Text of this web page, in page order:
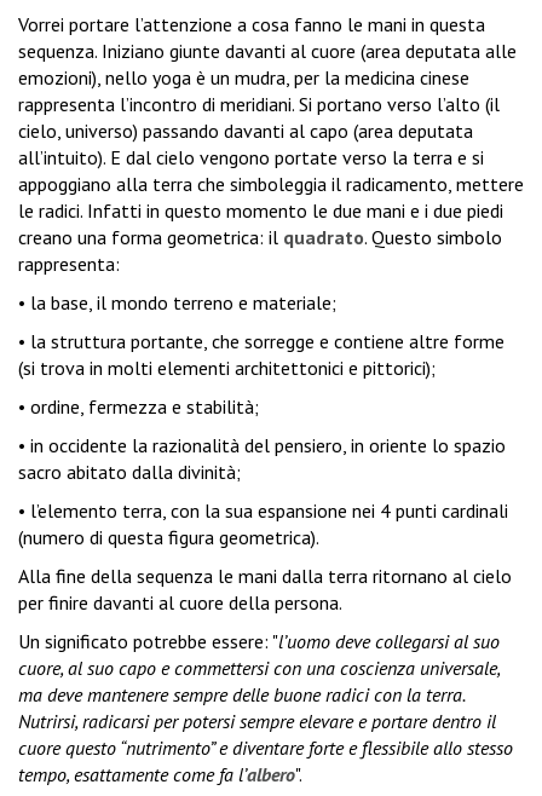
Vorrei portare l’attenzione a cosa fanno le mani in questa
sequenza. Iniziano giunte davanti al cuore (area deputata alle
emozioni), nello yoga è un mudra, per la medicina cinese
rappresenta l’incontro di meridiani. Si portano verso l’alto (il
cielo, universo) passando davanti al capo (area deputata
all’intuito). E dal cielo vengono portate verso la terra e si
appoggiano alla terra che simboleggia il radicamento, mettere
le radici. Infatti in questo momento le due mani e i due piedi
creano una forma geometrica: il quadrato. Questo simbolo
rappresenta:
• la base, il mondo terreno e materiale;
• la struttura portante, che sorregge e contiene altre forme
(si trova in molti elementi architettonici e pittorici);
• ordine, fermezza e stabilità;
• in occidente la razionalità del pensiero, in oriente lo spazio
sacro abitato dalla divinità;
• l’elemento terra, con la sua espansione nei 4 punti cardinali
(numero di questa figura geometrica).
Alla fine della sequenza le mani dalla terra ritornano al cielo
per finire davanti al cuore della persona.
Un significato potrebbe essere: "l’uomo deve collegarsi al suo
cuore, al suo capo e commettersi con una coscienza universale,
ma deve mantenere sempre delle buone radici con la terra.
Nutrirsi, radicarsi per potersi sempre elevare e portare dentro il
cuore questo “nutrimento” e diventare forte e flessibile allo stesso
tempo, esattamente come fa l’albero".